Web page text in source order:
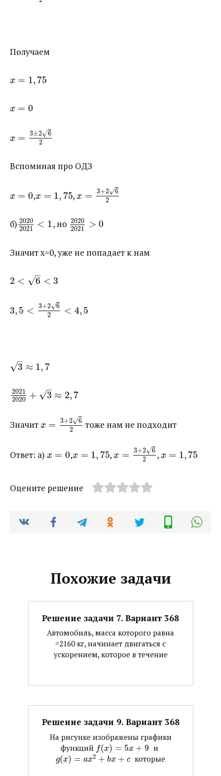
Получаем
x = 1, 75
x = 0
x = 3±2 6
√
2
Вспоминая про ОДЗ
x = 0​,​x = 1, 75​, ​x = 3+2 6
√
2
б)​ 2020
2021 < 1​, но ​ 2020
2021
> 0
Значит x=0, уже не попадает к нам
2 < 6
–
√ < 3
3, 5 < 3+2 6
√
2
< 4, 5
3
–
√ ≈ 1, 7
2021
2020 + 3
–
√ ≈ 2, 7
Значит ​ x = 3+2 6
√
2
​ тоже нам не подходит
Ответ: а) ​ x = 0​,​x = 1, 75​, ​x = 3+2 6
√
2
​, ​ x = 1, 75
Оцените решение
Похожие задачи
Решение задачи 7. Вариант 368
Автомобиль, масса которого равна
=2160 кг, начинает двигаться с
ускорением, которое в течение
Решение задачи 9. Вариант 368
На рисунке изображены графики
функций ​ f(x) = 5x + 9 ​ и ​
g(x) = ax2 + bx + c ​ которые